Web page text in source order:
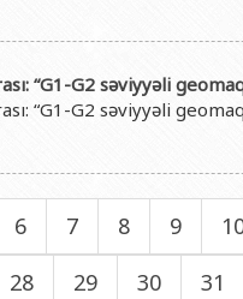
“G1-G2 səviyyəli
“G1-G2 səviyyəli
6 7 8 9
28 29 30 31